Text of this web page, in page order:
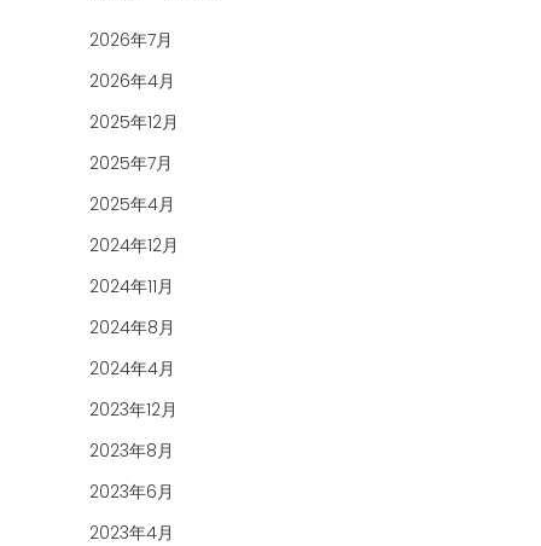
2026年7月
2026年4月
2025年12月
2025年7月
2025年4月
2024年12月
2024年11月
2024年8月
2024年4月
2023年12月
2023年8月
2023年6月
2023年4月